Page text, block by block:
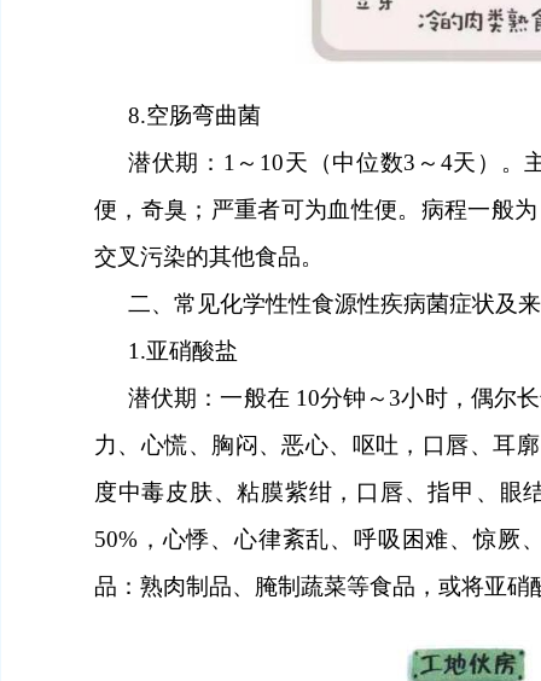
8.空肠弯曲菌
潜伏期： 1～10天 （中位数3～4天 ）。
便，奇臭 ； 严重者可为血性便。病程一般为
交叉污染的其他食品。
二、常见化学性性食源性疾病菌症状及
1.亚硝酸盐
潜伏期：一般在 10分钟 ～ 3小时，偶尔
力、心慌、胸闷、恶心、呕吐，口唇、耳
度中毒皮肤、粘膜紫绀，口唇、指甲、眼
50%，心悸、心律紊乱、呼吸困难、惊厥
品：熟肉制品、腌制蔬菜等食品，或将亚硝